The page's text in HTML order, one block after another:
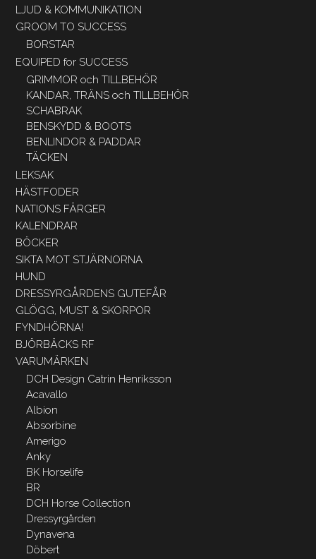
LJUD & KOMMUNIKATION
GROOM TO SUCCESS
BORSTAR
EQUIPED for SUCCESS
GRIMMOR och TILLBEHÖR
KANDAR, TRÄNS och TILLBEHÖR
SCHABRAK
BENSKYDD & BOOTS
BENLINDOR & PADDAR
TÄCKEN
LEKSAK
HÄSTFODER
NATIONS FÄRGER
KALENDRAR
BÖCKER
SIKTA MOT STJÄRNORNA
HUND
DRESSYRGÅRDENS GUTEFÅR
GLÖGG, MUST & SKORPOR
FYNDHÖRNA!
BJÖRBÄCKS RF
VARUMÄRKEN
DCH Design Catrin Henriksson
Acavallo
Albion
Absorbine
Amerigo
Anky
BK Horselife
BR
DCH Horse Collection
Dressyrgården
Dynavena
Döbert